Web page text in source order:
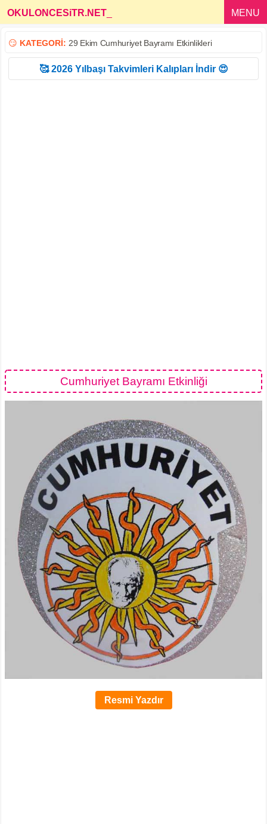
OKULONCESiTR.NET MENU
😏 KATEGORİ: 29 Ekim Cumhuriyet Bayramı Etkinlikleri
🥰 2026 Yılbaşı Takvimleri Kalıpları İndir 😍
Cumhuriyet Bayramı Etkinliği
Resmi Yazdır